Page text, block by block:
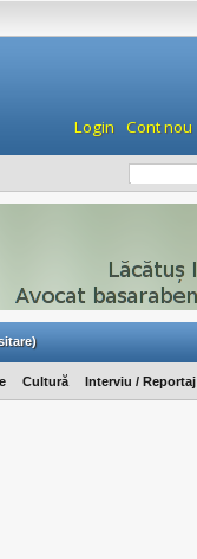
Login Cont nou
Cultură Interviu / Reportaj